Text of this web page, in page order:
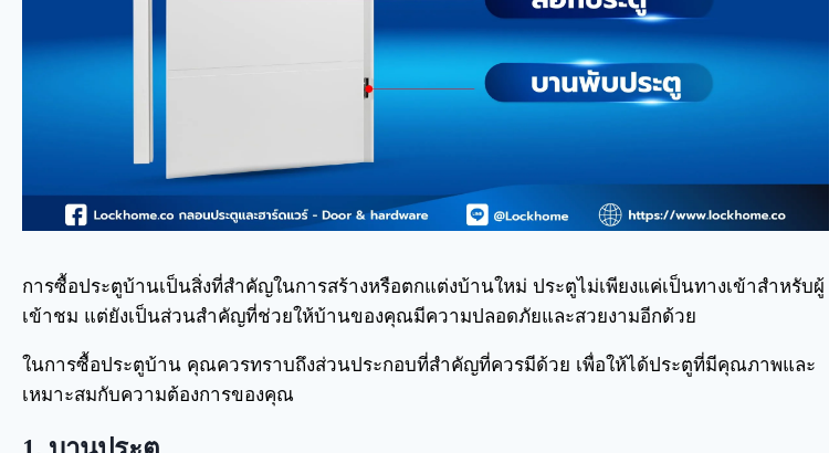
การซื้อประตูบ้านเป็นสิ่งที่สำคัญในการสร้างหรือตกแต่งบ้านใหม่ ประตูไม่เพียงแค่เป็นทางเข้าสำหรับผู้
เข้าชม แต่ยังเป็นส่วนสำคัญที่ช่วยให้บ้านของคุณมีความปลอดภัยและสวยงามอีกด้วย
ในการซื้อประตูบ้าน คุณควรทราบถึงส่วนประกอบที่สำคัญที่ควรมีด้วย เพื่อให้ได้ประตูที่มีคุณภาพและ
เหมาะสมกับความต้องการของคุณ